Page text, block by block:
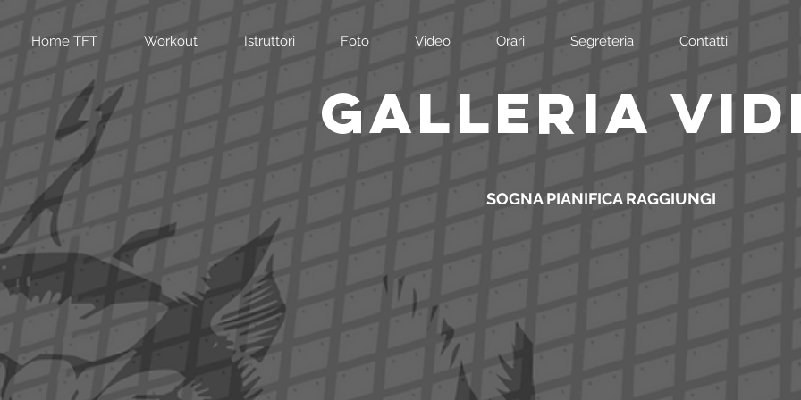
Home TFT Workout Istruttori Foto Video Orari Segreteria Contatti
GALLERIA
SOGNA PIANIFICA RAGGIUNGI